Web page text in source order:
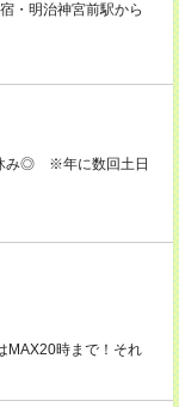
・明治神宮前駅から
み◎ ※年に数回土日
時まで！それ